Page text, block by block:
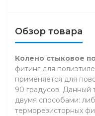
Обзор товара
Колено стыковое
фитинг для
применяется для
90 градусов. Данный
двумя способами:
терморезисторных